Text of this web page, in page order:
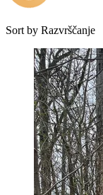
Sort by Razvrščanje